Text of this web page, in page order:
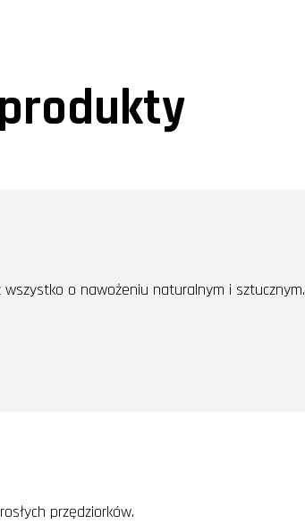
o nawożeniu naturalnym i sztucznym.
przędziorków.